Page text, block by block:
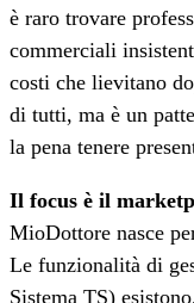
è raro trovare
commerciali
costi che lievitano
di tutti, ma è un
la pena tenere
Il focus è il
MioDottore nasce
Le funzionalità di
Sistema TS)